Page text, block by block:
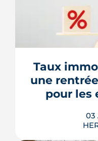
Après un
l'automne 2026
pour le
qui devient
les
acheteurs.
Taux
une
pour les
03